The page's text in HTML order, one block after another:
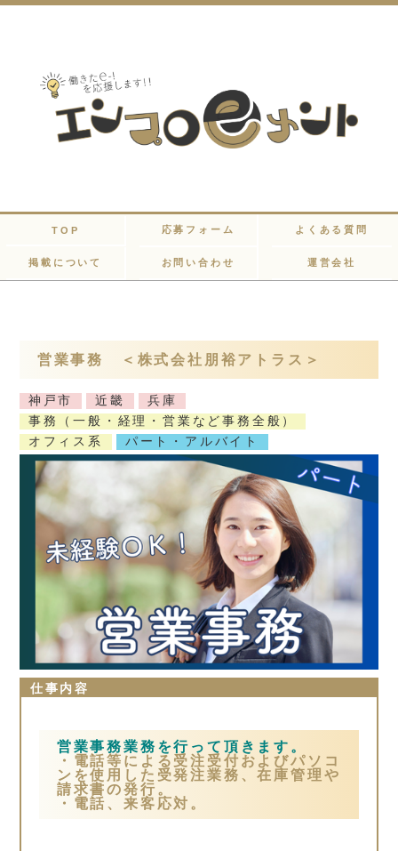
TOP 応募フォーム よくある質問
掲載について お問い合わせ 運営会社
営業事務 ＜株式会社朋裕アトラス＞
神戸市 近畿
兵庫
事務（一般・経理・営業など事務全般）
オフィス系
パート・アルバイト
仕事内容
営業事務業務を行って頂きます。
・電話等による受注受付およびパソコ
ンを使用した受発注業務、在庫管理や
請求書の発行。
・電話、来客応対。